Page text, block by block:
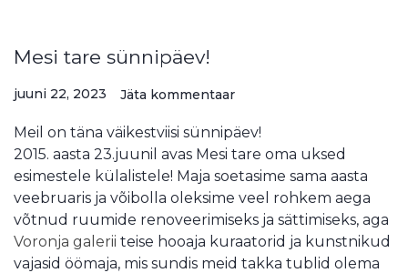
Mesi tare sünnipäev!
juuni 22, 2023 Jäta kommentaar
Meil on täna väikestviisi sünnipäev!
2015. aasta 23.juunil avas Mesi tare oma uksed
esimestele külalistele! Maja soetasime sama aasta
veebruaris ja võibolla oleksime veel rohkem aega
võtnud ruumide renoveerimiseks ja sättimiseks, aga
Voronja galerii teise hooaja kuraatorid ja kunstnikud
vajasid öömaja, mis sundis meid takka tublid olema